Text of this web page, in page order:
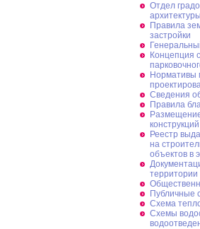
Отдел
архитектуры
Правила
застройки
Концепция
Нормативы
Сведения
Правила
конструкций
Реестр
на
объектов в
территории
Публичные
Схема
Схемы